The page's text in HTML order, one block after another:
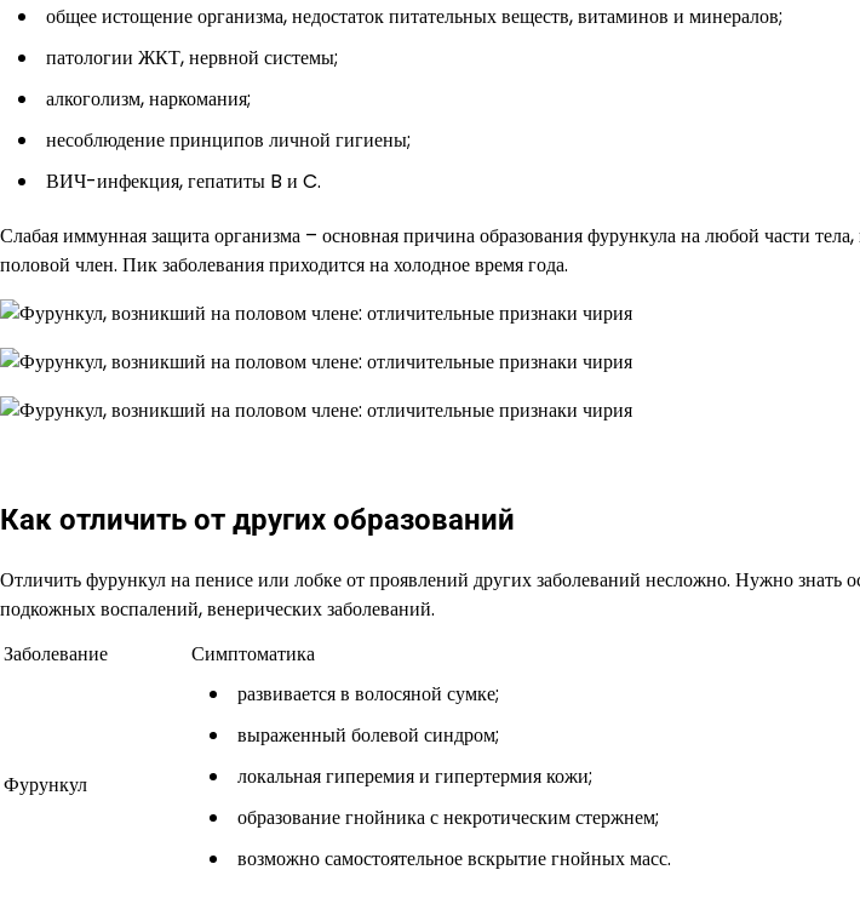
общее истощение организма, недостаток питательных веществ, витаминов и минералов;
патологии ЖКТ, нервной системы;
алкоголизм, наркомания;
несоблюдение принципов личной гигиены;
ВИЧ-инфекция, гепатиты B и C.
Слабая иммунная защита организма – основная причина образования фурункула на любой части тела,
половой член. Пик заболевания приходится на холодное время года.
Как отличить от других образований
Отличить фурункул на пенисе или лобке от проявлений других заболеваний несложно. Нужно
подкожных воспалений, венерических заболеваний.
Заболевание
Симптоматика
Фурункул
развивается в волосяной сумке;
выраженный болевой синдром;
локальная гиперемия и гипертермия кожи;
образование гнойника с некротическим стержнем;
возможно самостоятельное вскрытие гнойных масс.